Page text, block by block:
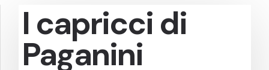
I capricci di
Paganini